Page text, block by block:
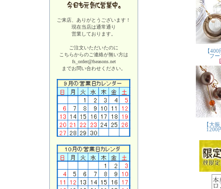
ご来店、ありがとうございます！
現在当店は通常通り
営業しております。
ご注文いただいたのに
こちらからのご連絡が無い方は
fs_order@fseasons.net
までお問い合わせください。